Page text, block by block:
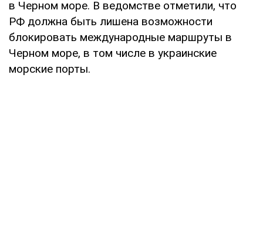
в Черном море. В ведомстве отметили, что
РФ должна быть лишена возможности
блокировать международные маршруты в
Черном море, в том числе в украинские
морские порты.